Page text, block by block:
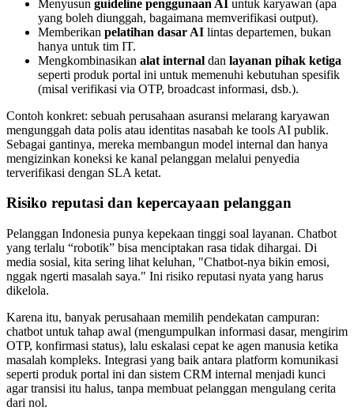
Menyusun guideline penggunaan AI untuk karyawan (apa
yang boleh diunggah, bagaimana memverifikasi output).
Memberikan pelatihan dasar AI lintas departemen, bukan
hanya untuk tim IT.
Mengkombinasikan alat internal dan layanan pihak ketiga
seperti produk portal ini untuk memenuhi kebutuhan spesifik
(misal verifikasi via OTP, broadcast informasi, dsb.).
Contoh konkret: sebuah perusahaan asuransi melarang karyawan
mengunggah data polis atau identitas nasabah ke tools AI publik.
Sebagai gantinya, mereka membangun model internal dan hanya
mengizinkan koneksi ke kanal pelanggan melalui penyedia
terverifikasi dengan SLA ketat.
Risiko reputasi dan kepercayaan pelanggan
Pelanggan Indonesia punya kepekaan tinggi soal layanan. Chatbot
yang terlalu “robotik” bisa menciptakan rasa tidak dihargai. Di
media sosial, kita sering lihat keluhan, "Chatbot-nya bikin emosi,
nggak ngerti masalah saya." Ini risiko reputasi nyata yang harus
dikelola.
Karena itu, banyak perusahaan memilih pendekatan campuran:
chatbot untuk tahap awal (mengumpulkan informasi dasar, mengirim
OTP, konfirmasi status), lalu eskalasi cepat ke agen manusia ketika
masalah kompleks. Integrasi yang baik antara platform komunikasi
seperti produk portal ini dan sistem CRM internal menjadi kunci
agar transisi itu halus, tanpa membuat pelanggan mengulang cerita
dari nol.